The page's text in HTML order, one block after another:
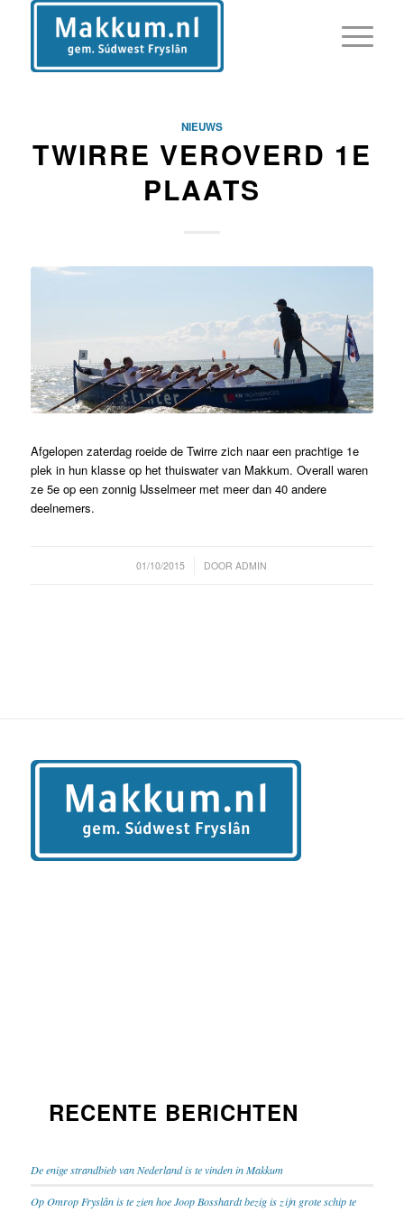
NIEUWS
TWIRRE VEROVERD 1E
PLAATS
Afgelopen zaterdag roeide de Twirre zich naar een prachtige 1e
plek in hun klasse op het thuiswater van Makkum. Overall waren
ze 5e op een zonnig IJsselmeer met meer dan 40 andere
deelnemers.
01/10/2015
/ DOORADMIN
RECENTE BERICHTEN
De enige strandbieb van Nederland is te vinden in Makkum
Op Omrop Fryslân is te zien hoe Joop Bosshardt bezig is zijn grote schip te